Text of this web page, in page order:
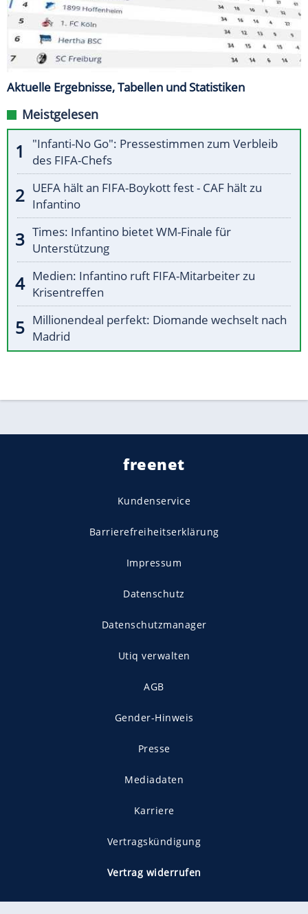
Aktuelle Ergebnisse, Tabellen und Statistiken
Meistgelesen
"Infanti-No Go": Pressestimmen zum Verbleib
des FIFA-Chefs
UEFA hält an FIFA-Boykott fest - CAF hält zu
Infantino
Times: Infantino bietet WM-Finale für
Unterstützung
Medien: Infantino ruft FIFA-Mitarbeiter zu
Krisentreffen
Millionendeal perfekt: Diomande wechselt nach
Madrid
freenet
Kundenservice
Barrierefreiheitserklärung
Impressum
Datenschutz
Datenschutzmanager
Utiq verwalten
AGB
Gender-Hinweis
Presse
Mediadaten
Karriere
Vertragskündigung
Vertrag widerrufen